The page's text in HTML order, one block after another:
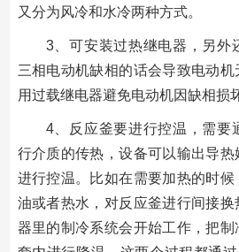
又分为风冷和水冷两种方式。
3、可安装过热继电器，另外
三相电动机缺相的话会导致电动
用过载继电器避免电动机因缺相损
4、反应釜要进行控温，需要
行介质的传热，设备可以输出导
进行控温。比如在需要加热的时
油或者热水，对反应釜进行间接
器里的制冷系统会开始工作，把